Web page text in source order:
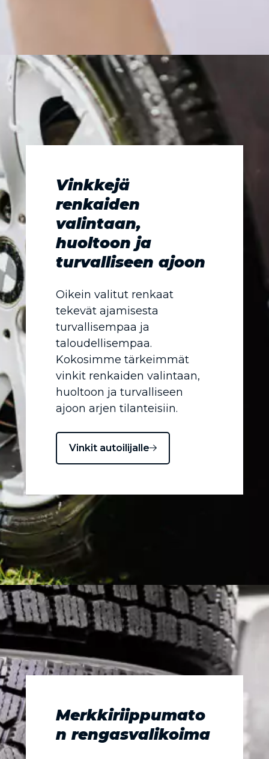
Vinkkejä
renkaiden
valintaan,
huoltoon ja
turvalliseen ajoon
Oikein valitut renkaat
tekevät ajamisesta
turvallisempaa ja
taloudellisempaa.
Kokosimme tärkeimmät
vinkit renkaiden valintaan,
huoltoon ja turvalliseen
ajoon arjen tilanteisiin.
Vinkit autoilijalle
Merkkiriippumato
n rengasvalikoima